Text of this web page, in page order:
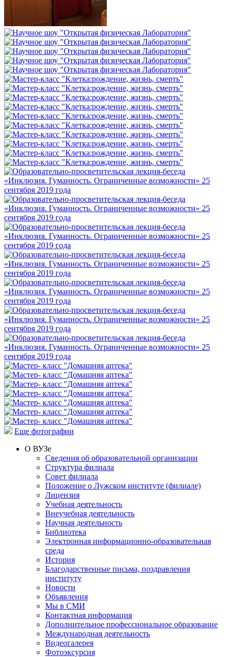
Еще фотографии
О ВУЗе
Сведения об образовательной организации
Структура филиала
Совет филиала
Положение о Лужском институте (филиале)
Лицензия
Учебная деятельность
Внеучебная деятельность
Научная деятельность
Библиотека
Электронная информационно-образовательная
среда
История
Благодарственные письма, поздравления
институту
Новости
Объявления
Мы в СМИ
Контактная информация
Дополнительное профессиональное образование
Международная деятельность
Видеогалерея
Фотоэксурсия